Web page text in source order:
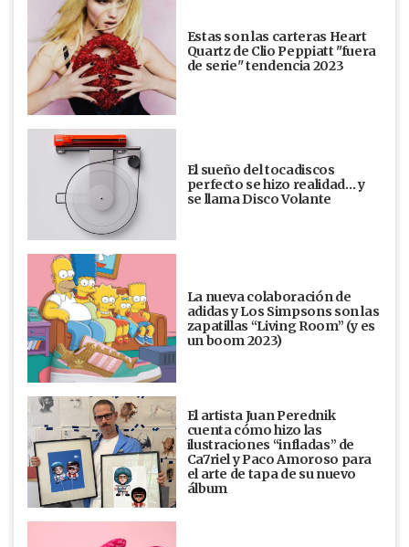
Estas son las carteras Heart
Quartz de Clio Peppiatt "fuera
de serie" tendencia 2023
El sueño del tocadiscos
perfecto se hizo realidad… y
se llama Disco Volante
La nueva colaboración de
adidas y Los Simpsons son las
zapatillas “Living Room” (y es
un boom 2023)
El artista Juan Perednik
cuenta cómo hizo las
ilustraciones “infladas” de
Ca7riel y Paco Amoroso para
el arte de tapa de su nuevo
álbum